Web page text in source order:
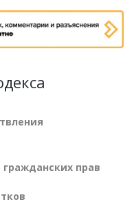
прав